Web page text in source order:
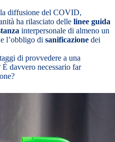
diffusione del COVID,
ha rilasciato delle linee guida
interpersonale di almeno un
l’obbligo di sanificazione dei
di provvedere a una
È davvero necessario far